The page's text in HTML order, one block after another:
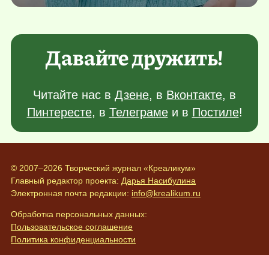
Давайте дружить!
Читайте нас в Дзене, в Вконтакте, в
Пинтересте, в Телеграмеи в Постиле!
© 2007–2026 Творческий журнал «Креаликум»
Главный редактор проекта: Дарья Насибулина
Электронная почта редакции: info@krealikum.ru
Обработка персональных данных:
Пользовательское соглашение
Политика конфиденциальности